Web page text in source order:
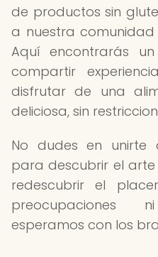
de productos sin
a nuestra
Aquí encontrarás
compartir
disfrutar de una
deliciosa, sin
No dudes en unirte
para descubrir el
redescubrir el
preocupaciones
esperamos con los